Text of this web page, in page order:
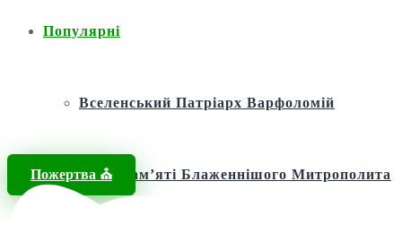
Популярні
Вселенський Патріарх Варфоломій
Фонд пам’яті Блаженнішого Митрополита
Пожертва ⛪️